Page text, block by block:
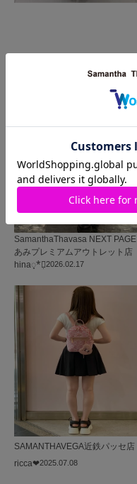
2026.02.17
SamanthaThavasa NEXT PAGE
あみプレミアムアウトレット店
hina◌̥*⃝̣
2025.07.08
SAMANTHAVEGA近鉄パッセ店
ricca❤︎